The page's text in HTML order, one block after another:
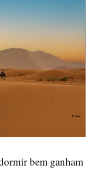
bem ganham